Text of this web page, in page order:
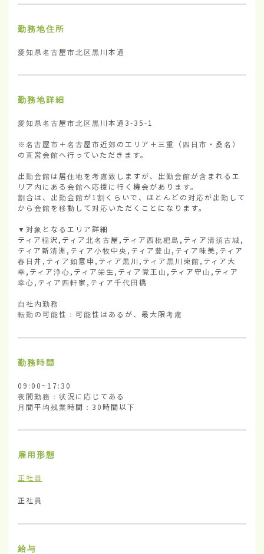
勤務地住所
愛知県名古屋市北区黒川本通
勤務地詳細
愛知県名古屋市北区黒川本通3-35-1
※名古屋市＋名古屋市近郊のエリア＋三重（四日市・桑名）
の直営会館へ行っていただきます。
出勤会館は居住地を考慮致しますが、出勤会館が含まれるエ
リア内にある会館へ応援に行く機会があります。
割合は、出勤会館が1割くらいで、ほとんどの対応が出勤して
から会館を移動して対応いただくことになります。
▼対象となるエリア詳細
ティア稲沢,ティア北名古屋,ティア西枇杷島,ティア清須古城,
ティア新清洲,ティア小牧中央,ティア豊山,ティア味美,ティア
春日井,ティア如意申,ティア黒川,ティア黒川東館,ティア大
幸,ティア浄心,ティア栄生,ティア覚王山,ティア守山,ティア
幸心,ティア四軒家,ティア千代田橋
自社内勤務
転勤の可能性：可能性はあるが、最大限考慮
勤務時間
09:00~17:30
夜間勤務：状況に応じてある
月間平均残業時間：30時間以下
雇用形態
正社員
正社員
給与